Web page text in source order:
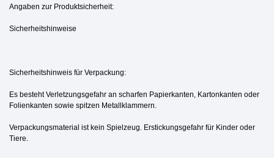
Angaben zur Produktsicherheit:
Sicherheitshinweise
Sicherheitshinweis für Verpackung:
Es besteht Verletzungsgefahr an scharfen Papierkanten, Kartonkanten oder
Folienkanten sowie spitzen Metallklammern.
Verpackungsmaterial ist kein Spielzeug. Erstickungsgefahr für Kinder oder
Tiere.